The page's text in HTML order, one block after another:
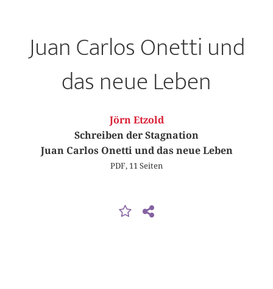
Juan Carlos Onetti und
das neue Leben
Jörn Etzold
Schreiben der Stagnation
Juan Carlos Onetti und das neue Leben
PDF, 11 Seiten